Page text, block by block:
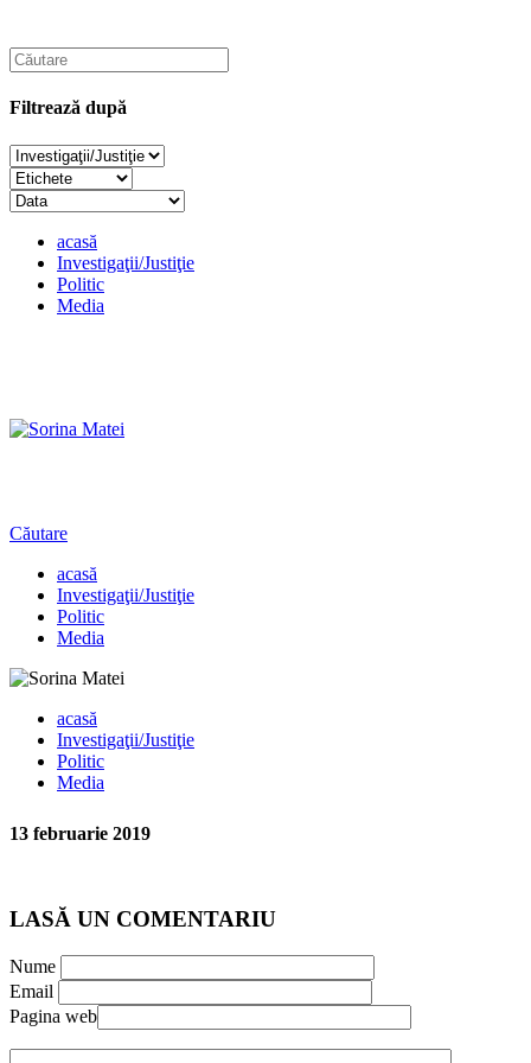
Filtrează după
acasă
Investigaţii/Justiţie
Politic
Media
Căutare
acasă
Investigaţii/Justiţie
Politic
Media
acasă
Investigaţii/Justiţie
Politic
Media
13 februarie 2019
LASĂ UN COMENTARIU
Nume
Email
Pagina web